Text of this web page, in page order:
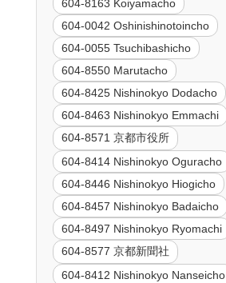
604-8163 Koiyamacho
604-0042 Oshinishinotoincho
604-0055 Tsuchibashicho
604-8550 Marutacho
604-8425 Nishinokyo Dodacho
604-8463 Nishinokyo Emmachi
604-8571 京都市役所
604-8414 Nishinokyo Oguracho
604-8446 Nishinokyo Hiogicho
604-8457 Nishinokyo Badaicho
604-8497 Nishinokyo Ryomachi
604-8577 京都新聞社
604-8412 Nishinokyo Nanseicho